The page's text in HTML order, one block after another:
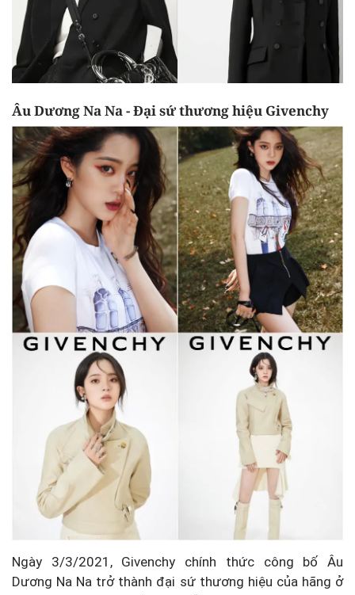
Âu Dương Na Na - Đại sứ thương hiệu Givenchy
Ngày 3/3/2021, Givenchy chính thức công bố Âu
Dương Na Na trở thành đại sứ thương hiệu của hãng ở